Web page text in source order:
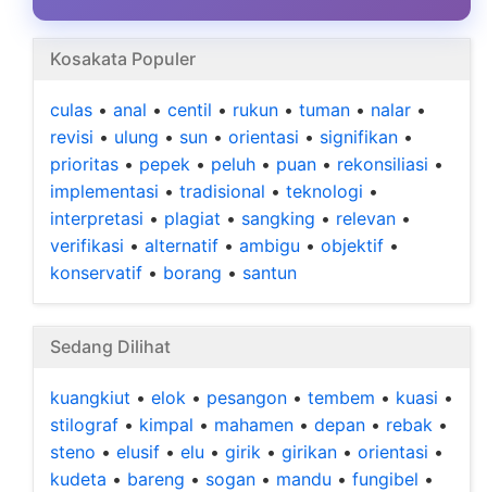
Kosakata Populer
culas • anal • centil • rukun • tuman • nalar •
revisi • ulung • sun • orientasi • signifikan •
prioritas • pepek • peluh • puan • rekonsiliasi •
implementasi • tradisional • teknologi •
interpretasi • plagiat • sangking • relevan •
verifikasi • alternatif • ambigu • objektif •
konservatif • borang • santun
Sedang Dilihat
kuangkiut • elok • pesangon • tembem • kuasi •
stilograf • kimpal • mahamen • depan • rebak •
steno • elusif • elu • girik • girikan • orientasi •
kudeta • bareng • sogan • mandu • fungibel •